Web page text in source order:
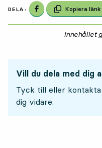
DELA: Dela på Facebook
Kopiera länk
Innehållet
Vill du dela med dig
Tyck till eller kontakta
dig vidare.